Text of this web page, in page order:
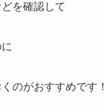
を確認して
のがおすすめです！